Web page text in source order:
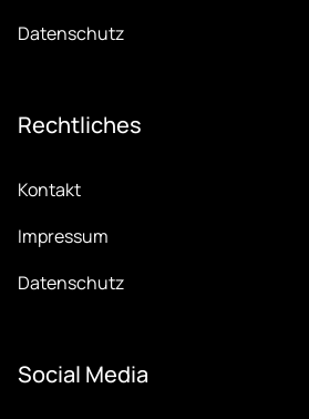
Datenschutz
Recht­li­ches
Kontakt
Impressum
Datenschutz
So­ci­al Me­dia